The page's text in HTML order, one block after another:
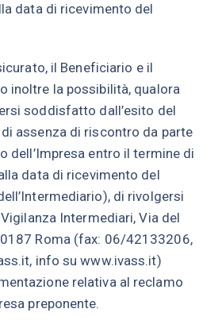
data di ricevimento del
il Beneficiario e il
inoltre la possibilità, qualora
soddisfatto dall’esito del
assenza di riscontro da parte
dell’Impresa entro il termine di
data di ricevimento del
di rivolgersi
Vigilanza Intermediari, Via del
Roma (fax: 06/42133206,
info su www.ivass.it)
relativa al reclamo
preponente.